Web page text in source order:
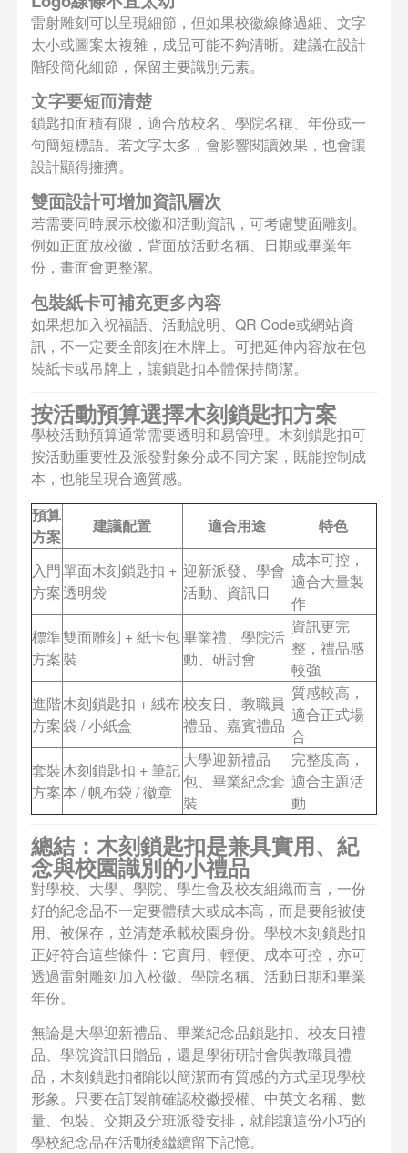
雷射雕刻可以呈現細節，但如果校徽線條過細、文字
太小或圖案太複雜，成品可能不夠清晰。建議在設計
階段簡化細節，保留主要識別元素。
文字要短而清楚
鎖匙扣面積有限，適合放校名、學院名稱、年份或一
句簡短標語。若文字太多，會影響閱讀效果，也會讓
設計顯得擁擠。
雙面設計可增加資訊層次
若需要同時展示校徽和活動資訊，可考慮雙面雕刻。
例如正面放校徽，背面放活動名稱、日期或畢業年
份，畫面會更整潔。
包裝紙卡可補充更多內容
如果想加入祝福語、活動說明、QR Code或網站資
訊，不一定要全部刻在木牌上。可把延伸內容放在包
裝紙卡或吊牌上，讓鎖匙扣本體保持簡潔。
按活動預算選擇木刻鎖匙扣方案
學校活動預算通常需要透明和易管理。木刻鎖匙扣可
按活動重要性及派發對象分成不同方案，既能控制成
本，也能呈現合適質感。
預算
方案
建議配置 適合用途 特色
入門
方案
單面木刻鎖匙扣 +
透明袋
迎新派發、學會
活動、資訊日
成本可控，
適合大量製
作
標準
方案
雙面雕刻 + 紙卡包
裝
畢業禮、學院活
動、研討會
資訊更完
整，禮品感
較強
進階
方案
木刻鎖匙扣 + 絨布
袋 / 小紙盒
校友日、教職員
禮品、嘉賓禮品
質感較高，
適合正式場
合
套裝
方案
木刻鎖匙扣 + 筆記
本 / 帆布袋 / 徽章
大學迎新禮品
包、畢業紀念套
裝
完整度高，
適合主題活
動
總結：木刻鎖匙扣是兼具實用、紀
念與校園識別的小禮品
對學校、大學、學院、學生會及校友組織而言，一份
好的紀念品不一定要體積大或成本高，而是要能被使
用、被保存，並清楚承載校園身份。學校木刻鎖匙扣
正好符合這些條件：它實用、輕便、成本可控，亦可
透過雷射雕刻加入校徽、學院名稱、活動日期和畢業
年份。
無論是大學迎新禮品、畢業紀念品鎖匙扣、校友日禮
品、學院資訊日贈品，還是學術研討會與教職員禮
品，木刻鎖匙扣都能以簡潔而有質感的方式呈現學校
形象。只要在訂製前確認校徽授權、中英文名稱、數
量、包裝、交期及分班派發安排，就能讓這份小巧的
學校紀念品在活動後繼續留下記憶。